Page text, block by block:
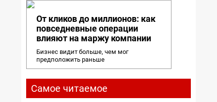
От кликов до миллионов: как
повседневные операции
влияют на маржу компании
Бизнес видит больше, чем мог
предположить раньше
Самое читаемое